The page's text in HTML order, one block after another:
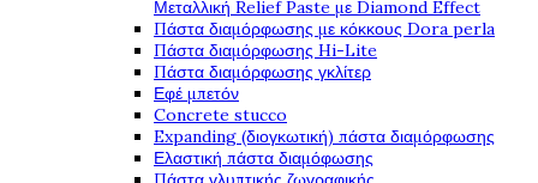
Μεταλλική Relief Paste με Diamond Effect
Πάστα διαμόρφωσης με κόκκους Dora perla
Πάστα διαμόρφωσης Hi-Lite
Πάστα διαμόρφωσης γκλίτερ
Εφέ μπετόν
Concrete stucco
Expanding (διογκωτική) πάστα διαμόρφωσης
Ελαστική πάστα διαμόφωσης